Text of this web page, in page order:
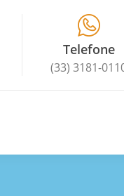
Telefone
(33) 3181-